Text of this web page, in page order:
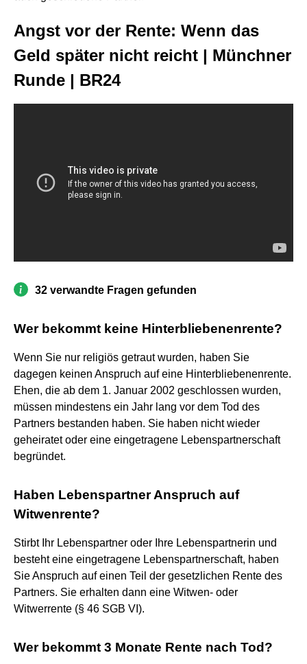
Angst vor der Rente: Wenn das
Geld später nicht reicht | Münchner
Runde | BR24
32 verwandte Fragen gefunden
Wer bekommt keine Hinterbliebenenrente?
Wenn Sie nur religiös getraut wurden, haben Sie
dagegen keinen Anspruch auf eine Hinterbliebenenrente.
Ehen, die ab dem 1. Januar 2002 geschlossen wurden,
müssen mindestens ein Jahr lang vor dem Tod des
Partners bestanden haben. Sie haben nicht wieder
geheiratet oder eine eingetragene Lebenspartnerschaft
begründet.
Haben Lebenspartner Anspruch auf
Witwenrente?
Stirbt Ihr Lebenspartner oder Ihre Lebenspartnerin und
besteht eine eingetragene Lebenspartnerschaft, haben
Sie Anspruch auf einen Teil der gesetzlichen Rente des
Partners. Sie erhalten dann eine Witwen- oder
Witwerrente (§ 46 SGB VI).
Wer bekommt 3 Monate Rente nach Tod?